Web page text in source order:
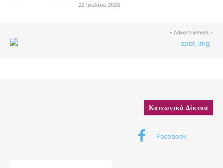
22 Ιουλίου 2026
- Advertisement -
Κοινωνικά Δίκτυα
Facebook